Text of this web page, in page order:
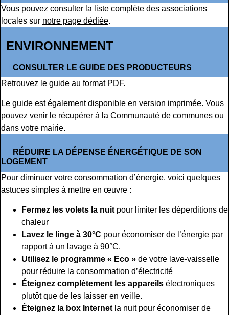
Vous pouvez consulter la liste complète des associations
locales sur notre page dédiée.
ENVIRONNEMENT
CONSULTER LE GUIDE DES PRODUCTEURS
Retrouvez le guide au format PDF.
Le guide est également disponible en version imprimée. Vous
pouvez venir le récupérer à la Communauté de communes ou
dans votre mairie.
RÉDUIRE LA DÉPENSE ÉNERGÉTIQUE DE SON
LOGEMENT
Pour diminuer votre consommation d’énergie, voici quelques
astuces simples à mettre en œuvre :
Fermez les volets la nuit pour limiter les déperditions de
chaleur
Lavez le linge à 30°C pour économiser de l’énergie par
rapport à un lavage à 90°C.
Utilisez le programme « Eco » de votre lave-vaisselle
pour réduire la consommation d’électricité
Éteignez complètement les appareils électroniques
plutôt que de les laisser en veille.
Éteignez la box Internet la nuit pour économiser de